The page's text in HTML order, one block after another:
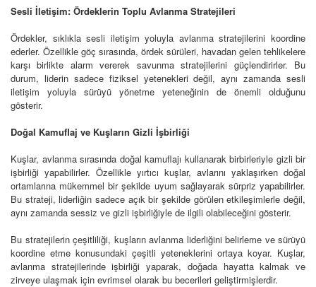
Sesli İletişim: Ördeklerin Toplu Avlanma Stratejileri
Ördekler, sıklıkla sesli iletişim yoluyla avlanma stratejilerini koordine
ederler. Özellikle göç sırasında, ördek sürüleri, havadan gelen tehlikelere
karşı birlikte alarm vererek savunma stratejilerini güçlendirirler. Bu
durum, liderin sadece fiziksel yetenekleri değil, aynı zamanda sesli
iletişim yoluyla sürüyü yönetme yeteneğinin de önemli olduğunu
gösterir.
Doğal Kamuflaj ve Kuşların Gizli İşbirliği
Kuşlar, avlanma sırasında doğal kamuflajı kullanarak birbirleriyle gizli bir
işbirliği yapabilirler. Özellikle yırtıcı kuşlar, avlarını yaklaşırken doğal
ortamlarına mükemmel bir şekilde uyum sağlayarak sürpriz yapabilirler.
Bu strateji, liderliğin sadece açık bir şekilde görülen etkileşimlerle değil,
aynı zamanda sessiz ve gizli işbirliğiyle de ilgili olabileceğini gösterir.
Bu stratejilerin çeşitliliği, kuşların avlanma liderliğini belirleme ve sürüyü
koordine etme konusundaki çeşitli yeteneklerini ortaya koyar. Kuşlar,
avlanma stratejilerinde işbirliği yaparak, doğada hayatta kalmak ve
zirveye ulaşmak için evrimsel olarak bu becerileri geliştirmişlerdir.